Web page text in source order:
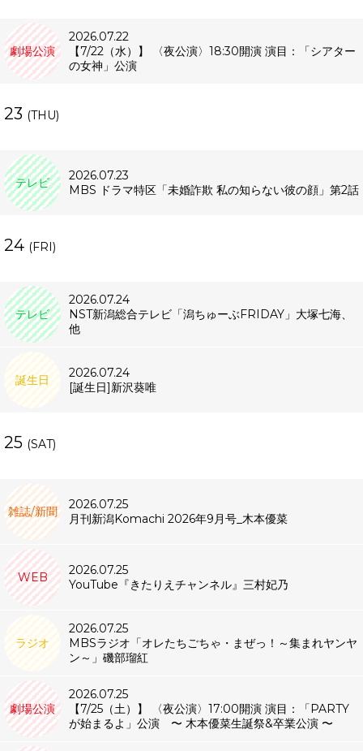
劇場公演
2026.07.22
【7/22（水）】 〈夜公演〉18:30開演 演目：「シアター
の女神」公演
23 (THU)
テレビ
2026.07.23
MBS ドラマ特区「未婚詐欺 私の知らない彼の顔」第2話
24 (FRI)
テレビ
2026.07.24
NST新潟総合テレビ「潟ちゅーぶFRIDAY」大塚七海、
他
誕生日
2026.07.24
[誕生日]新沢葵唯
25 (SAT)
雑誌/新聞
2026.07.25
月刊新潟Komachi 2026年9月号_木本優菜
WEB
2026.07.25
YouTube『きたりえチャンネル』三村妃乃
ラジオ
2026.07.25
MBSラジオ「オレたちごちゃ・まぜっ！～集まれヤンヤ
ン～」磯部瑠紅
劇場公演
2026.07.25
【7/25（土）】 〈夜公演〉17:00開演 演目：「PARTY
が始まるよ」公演 〜 木本優菜生誕祭&卒業公演 〜